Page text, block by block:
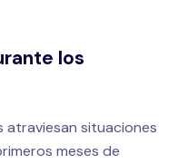
los
atraviesan situaciones
meses de